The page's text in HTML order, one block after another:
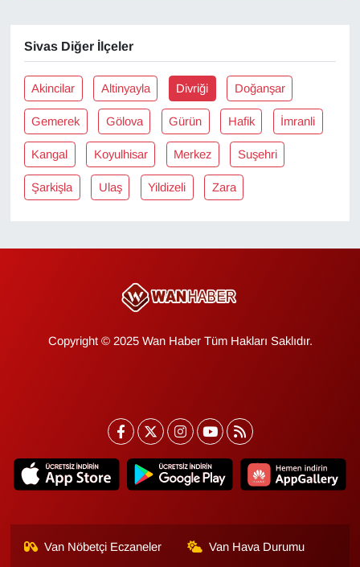
Sivas Diğer İlçeler
Akincilar Altinyayla Divriği Doğanşar
Gemerek Gölova Gürün Hafik İmranli
Kangal Koyulhisar Merkez Suşehri
Şarkişla Ulaş Yildizeli Zara
Copyright © 2025 Wan Haber Tüm Hakları Saklıdır.
Van Nöbetçi Eczaneler Van Hava Durumu
Kadın
Kamu Alımları
Kim Kimdir?
Kültür & Sanat
MAGAZİN
ONE EKONOMİ
Resmi İlanlar
RÖPORTAJ
Seri İlan